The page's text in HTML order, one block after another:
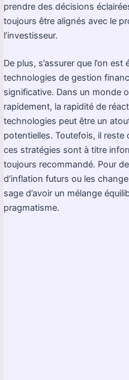
prendre des décisions
toujours être alignés avec le
l’investisseur.
De plus, s’assurer que l’on
technologies de gestion
significative. Dans un monde
rapidement, la rapidité de
technologies peut être un
potentielles. Toutefois, il reste
ces stratégies sont à titre
toujours recommandé. Pour
d’inflation futurs ou les
sage d’avoir un mélange
pragmatisme.